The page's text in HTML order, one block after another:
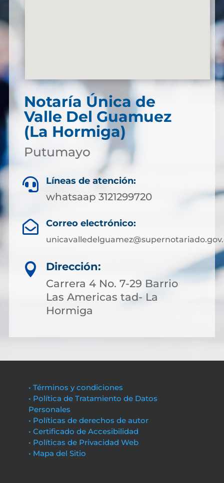
Notaría Única de
Valle Del Guamuez
(La Hormiga)
Putumayo
 Líneas de atención:
whatsaap 3121299720
 Correo electrónico:

Dirección:
Carrera 4 No. 7-29 Barrio
Las Americas tad- La
Hormiga
• Términos y condiciones
• Política de Tratamiento de Datos
Personales
• Políticas de derechos de autor
• Certificado de Accesibilidad
• Políticas de Privacidad Web
• Mapa del Sitio